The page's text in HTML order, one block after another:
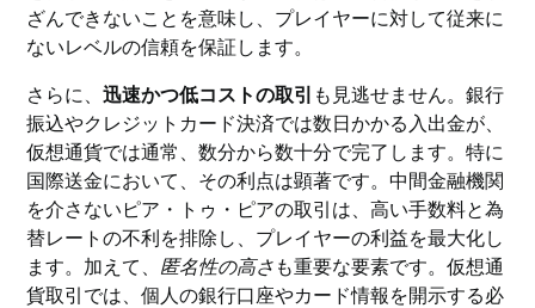
ざんできないことを意味し、プレイヤーに対して従来に
ないレベルの信頼を保証します。
さらに、迅速かつ低コストの取引 も見逃せません。銀行
振込やクレジットカード決済では数日かかる入出金が、
仮想通貨では通常、数分から数十分で完了します。特に
国際送金において、その利点は顕著です。中間金融機関
を介さないピア・トゥ・ピアの取引は、高い手数料と為
替レートの不利を排除し、プレイヤーの利益を最大化し
ます。加えて、 匿名性の高さ も重要な要素です。仮想通
貨取引では、個人の銀行口座やカード情報を開示する必